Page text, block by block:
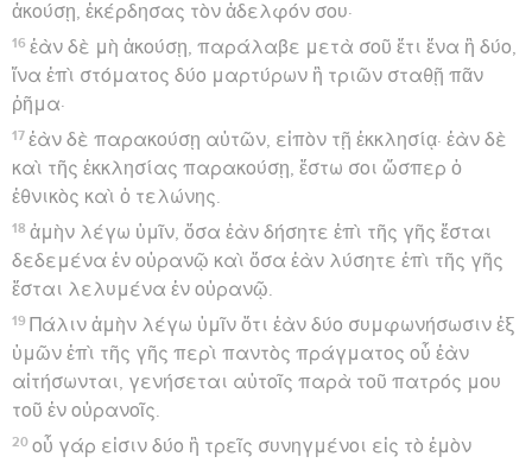
ἀκούσῃ, ἐκέρδησας τὸν ἀδελφόν σου·
16 ἐὰν δὲ μὴ ἀκούσῃ, παράλαβε μετὰ σοῦ ἔτι ἕνα ἢ δύο,
ἵνα ἐπὶ στόματος δύο μαρτύρων ἢ τριῶν σταθῇ πᾶν
ῥῆμα·
17 ἐὰν δὲ παρακούσῃ αὐτῶν, εἰπὸν τῇ ἐκκλησίᾳ· ἐὰν δὲ
καὶ τῆς ἐκκλησίας παρακούσῃ, ἔστω σοι ὥσπερ ὁ
ἐθνικὸς καὶ ὁ τελώνης.
18 ἀμὴν λέγω ὑμῖν, ὅσα ἐὰν δήσητε ἐπὶ τῆς γῆς ἔσται
δεδεμένα ἐν οὐρανῷ καὶ ὅσα ἐὰν λύσητε ἐπὶ τῆς γῆς
ἔσται λελυμένα ἐν οὐρανῷ.
19 Πάλιν ἀμὴν λέγω ὑμῖν ὅτι ἐὰν δύο συμφωνήσωσιν ἐξ
ὑμῶν ἐπὶ τῆς γῆς περὶ παντὸς πράγματος οὗ ἐὰν
αἰτήσωνται, γενήσεται αὐτοῖς παρὰ τοῦ πατρός μου
τοῦ ἐν οὐρανοῖς.
20 οὗ γάρ εἰσιν δύο ἢ τρεῖς συνηγμένοι εἰς τὸ ἐμὸν